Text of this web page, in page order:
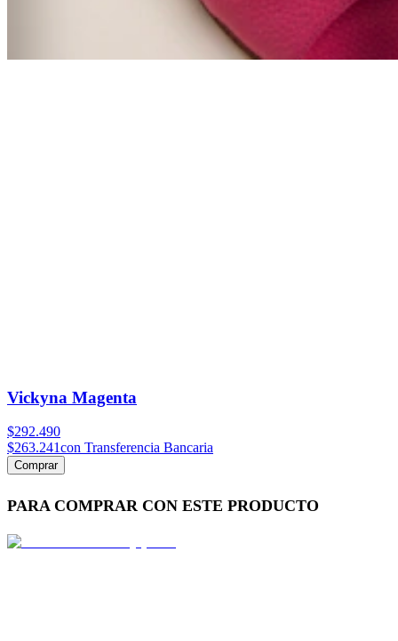
Vickyna Magenta
$292.490
$263.241con Transferencia Bancaria
Comprar
PARA COMPRAR CON ESTE PRODUCTO